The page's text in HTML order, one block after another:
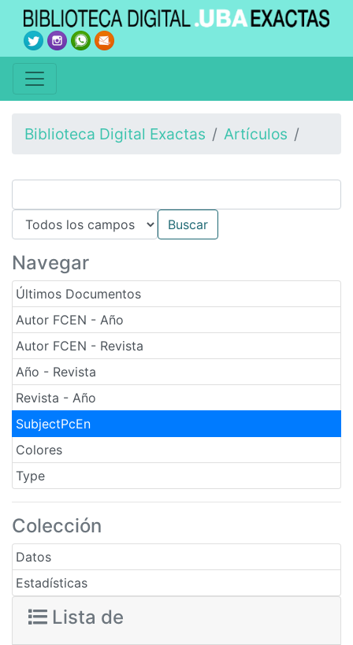
Biblioteca Digital Exactas Artículos
Navegar
Últimos Documentos
Autor FCEN - Año
Autor FCEN - Revista
Año - Revista
Revista - Año
SubjectPcEn
Colores
Type
Colección
Datos
Estadísticas
Lista de